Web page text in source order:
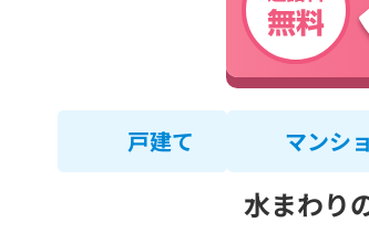
戸建て マンシ
水まわり